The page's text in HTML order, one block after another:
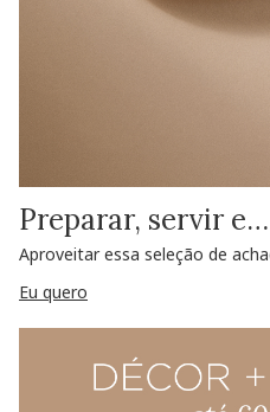
Preparar, servir e…
Aproveitar essa seleção de
Eu quero